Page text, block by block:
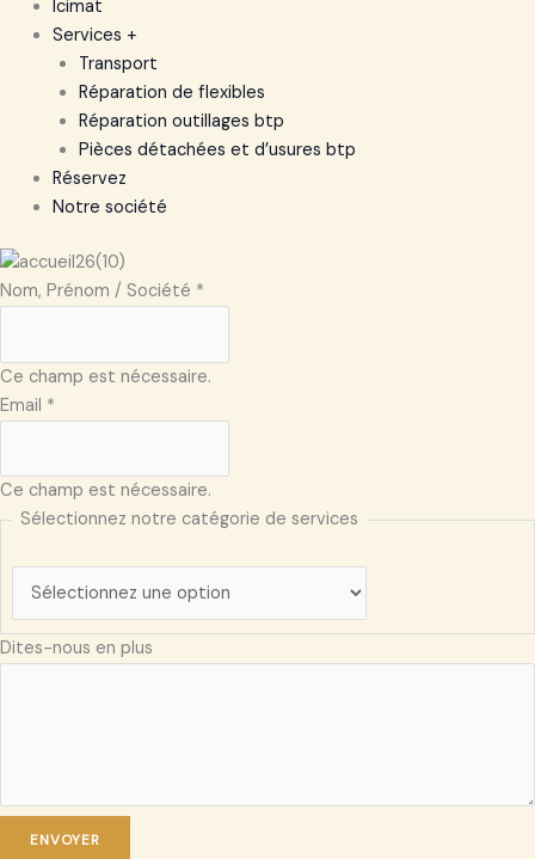
Icimat
Services +
Transport
Réparation de flexibles
Réparation outillages btp
Pièces détachées et d’usures btp
Réservez
Notre société
Nom, Prénom / Société *
Ce champ est nécessaire.
Email *
Ce champ est nécessaire.
Sélectionnez notre catégorie de services
Dites-nous en plus
ENVOYER